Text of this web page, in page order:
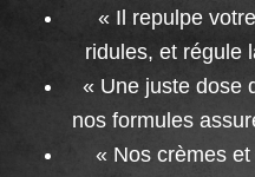
« Il repulpe
ridules, et régule
« Une juste dose
nos formules
« Nos crèmes